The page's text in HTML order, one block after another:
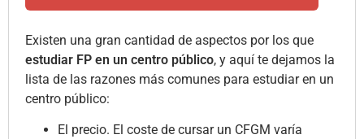
Existen una gran cantidad de aspectos por los que
estudiar FP en un centro público, y aquí te dejamos la
lista de las razones más comunes para estudiar en un
centro público:
El precio. El coste de cursar un CFGM varía